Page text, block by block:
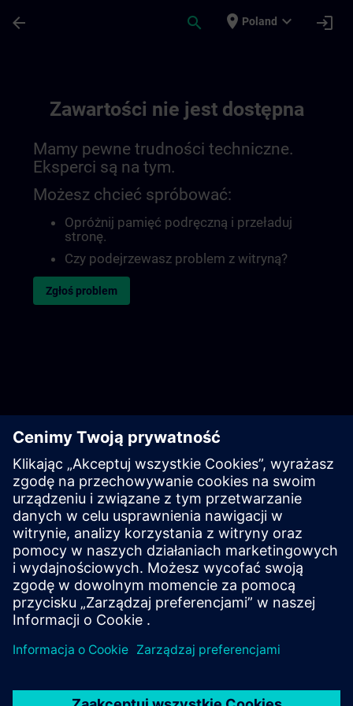
arrow_back search place Poland expand_more login
Zawartości nie jest dostępna
Mamy pewne trudności techniczne.
Eksperci są na tym.
Możesz chcieć spróbować:
Opróżnij pamięć podręczną i przeładuj
stronę.
Czy podejrzewasz problem z witryną?
Zgłoś problem